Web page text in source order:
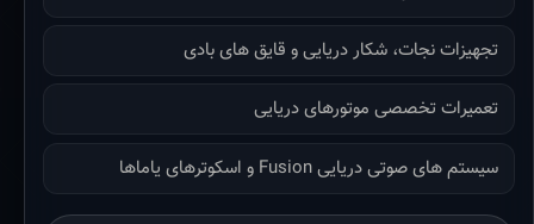
تجهیزات نجات، شکار دریایی و قایق های بادی
تعمیرات تخصصی موتورهای دریایی
سیستم های صوتی دریایی Fusion و اسکوترهای یاماها